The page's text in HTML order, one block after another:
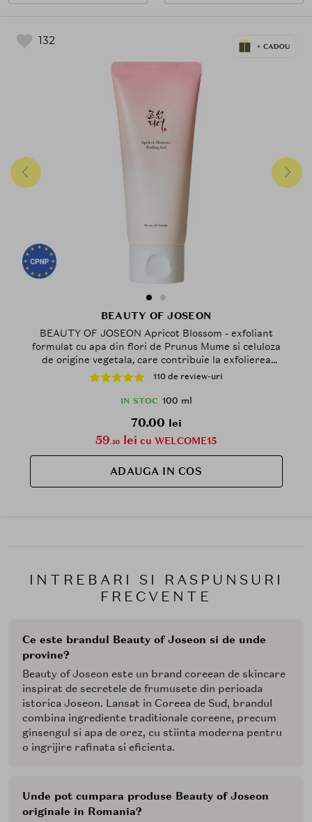
frumusetea rafinata a traditiei coreene
reinterpretata pentru pielea moderna.
132
BEAUTY OF JOSEON
BEAUTY OF JOSEON Apricot Blossom - exfoliant
formulat cu apa din flori de Prunus Mume si celuloza
de origine vegetala, care contribuie la exfolierea
usoara a celulelor moarte si la ameliorarea
problemelor pielii cauzate de textura aspra si de
excesul de sebum - 100 ml
110 de review-uri
IN STOC 100 ml
70.00 lei
59.50 lei cu WELCOME15
ADAUGA IN COS
INTREBARI SI RASPUNSURI
FRECVENTE
Ce este brandul Beauty of Joseon si de unde
provine?
Beauty of Joseon este un brand coreean de skincare
inspirat de secretele de frumusete din perioada
istorica Joseon. Lansat in Coreea de Sud, brandul
combina ingrediente traditionale coreene, precum
ginsengul si apa de orez, cu stiinta moderna pentru
o ingrijire rafinata si eficienta.
Unde pot cumpara produse Beauty of Joseon
originale in Romania?